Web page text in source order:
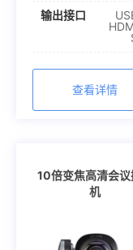
输出接口
查看详情
10倍变焦高清会议
机